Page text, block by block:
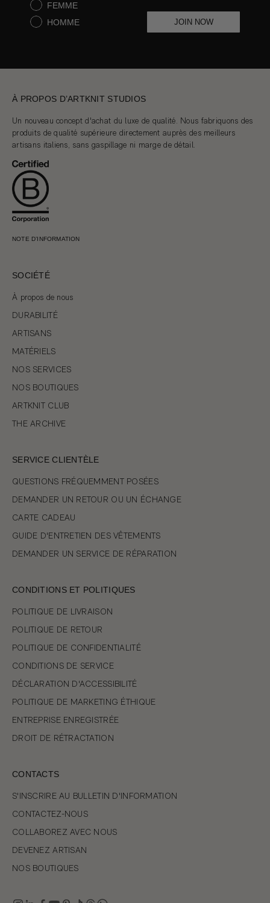
FEMME
HOMME
JOIN NOW
À PROPOS D’ARTKNIT STUDIOS
Un nouveau concept d'achat du luxe de qualité. Nous fabriquons des
produits de qualité supérieure directement auprès des meilleurs
artisans italiens, sans gaspillage ni marge de détail.
NOTE D’INFORMATION
SOCIÉTÉ
À propos de nous
DURABILITÉ
ARTISANS
MATÉRIELS
NOS SERVICES
NOS BOUTIQUES
ARTKNIT CLUB
THE ARCHIVE
SERVICE CLIENTÈLE
QUESTIONS FRÉQUEMMENT POSÉES
DEMANDER UN RETOUR OU UN ÉCHANGE
CARTE CADEAU
GUIDE D'ENTRETIEN DES VÊTEMENTS
DEMANDER UN SERVICE DE RÉPARATION
CONDITIONS ET POLITIQUES
POLITIQUE DE LIVRAISON
POLITIQUE DE RETOUR
POLITIQUE DE CONFIDENTIALITÉ
CONDITIONS DE SERVICE
DÉCLARATION D'ACCESSIBILITÉ
POLITIQUE DE MARKETING ÉTHIQUE
ENTREPRISE ENREGISTRÉE
DROIT DE RÉTRACTATION
CONTACTS
S'INSCRIRE AU BULLETIN D'INFORMATION
CONTACTEZ-NOUS
COLLABOREZ AVEC NOUS
DEVENEZ ARTISAN
NOS BOUTIQUES